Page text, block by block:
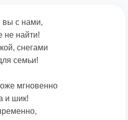
вы с нами,
не найти!
снегами
семьи!
мгновенно
и шик!